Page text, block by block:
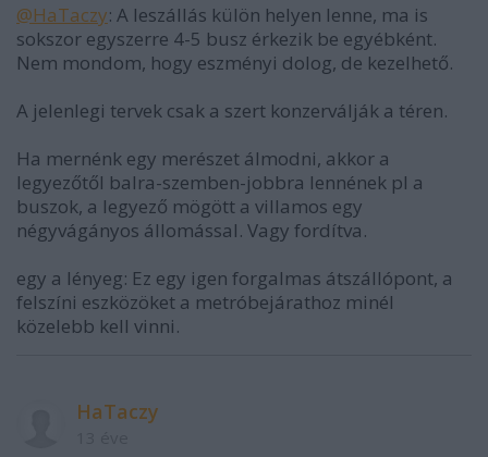
@HaTaczy: A leszállás külön helyen lenne, ma is
sokszor egyszerre 4-5 busz érkezik be egyébként.
Nem mondom, hogy eszményi dolog, de kezelhető.
A jelenlegi tervek csak a szert konzerválják a téren.
Ha mernénk egy merészet álmodni, akkor a
legyezőtől balra-szemben-jobbra lennének pl a
buszok, a legyező mögött a villamos egy
négyvágányos állomással. Vagy fordítva.
egy a lényeg: Ez egy igen forgalmas átszállópont, a
felszíni eszközöket a metróbejárathoz minél
közelebb kell vinni.
HaTaczy